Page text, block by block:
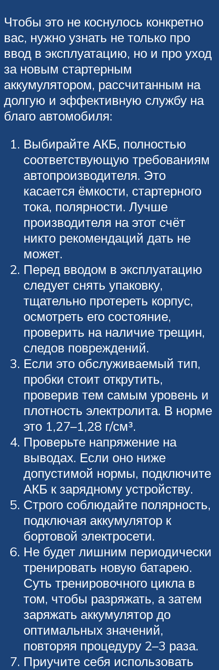
Чтобы это не коснулось конкретно
вас, нужно узнать не только про
ввод в эксплуатацию, но и про уход
за новым стартерным
аккумулятором, рассчитанным на
долгую и эффективную службу на
благо автомобиля:
Выбирайте АКБ, полностью
соответствующую требованиям
автопроизводителя. Это
касается ёмкости, стартерного
тока, полярности. Лучше
производителя на этот счёт
никто рекомендаций дать не
может.
Перед вводом в эксплуатацию
следует снять упаковку,
тщательно протереть корпус,
осмотреть его состояние,
проверить на наличие трещин,
следов повреждений.
Если это обслуживаемый тип,
пробки стоит открутить,
проверив тем самым уровень и
плотность электролита. В норме
это 1,27–1,28 г/см³.
Проверьте напряжение на
выводах. Если оно ниже
допустимой нормы, подключите
АКБ к зарядному устройству.
Строго соблюдайте полярность,
подключая аккумулятор к
бортовой электросети.
Не будет лишним периодически
тренировать новую батарею.
Суть тренировочного цикла в
том, чтобы разряжать, а затем
заряжать аккумулятор до
оптимальных значений,
повторяя процедуру 2–3 раза.
Приучите себя использовать